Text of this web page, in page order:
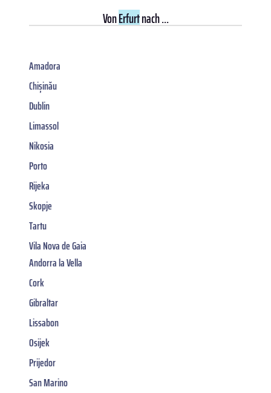
VonErfurtnach ...
Amadora
Chișinău
Dublin
Limassol
Nikosia
Porto
Rijeka
Skopje
Tartu
Vila Nova de Gaia
Andorra la Vella
Cork
Gibraltar
Lissabon
Osijek
Prijedor
San Marino